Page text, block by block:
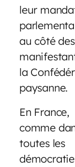
leur
au côté des
la
paysanne.
En France,
comme
toutes les